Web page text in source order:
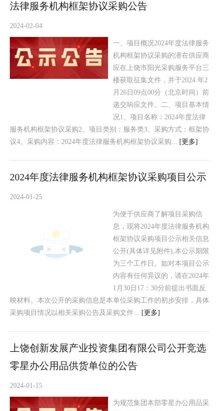
法律服务机构框架协议采购公告
2024-02-04
一、项目概况2024年度法律服务
机构框架协议采购的潜在供应商
应在上饶市阳光采购服务平台三
楼获取征集文件，并于2024 年2
月26日09点00分（北京时间）前
递交响应文件。二、项目基本情
况1、项目名称：2024年度法律
服务机构框架协议采购2、项目类别：服务类3、采购方式：框架协
议4、采购内容：2024年度法律服务机构框架协议采购... [更多]
2024年度法律服务机构框架协议采购项目公示
2024-01-25
为便于供应商了解项目采购信
息，现将2024年度法律服务机构
框架协议采购项目公示相关信息
公开(具体详见附件),本公示期限
为三个工作日。如对本项目公示
内容有任何异议的，请在2024年
1月30日17：30分前提出书面反
映材料。本次公开的采购信息是本单位采购工作的初步安排，具体
采购项目情况以相关采购公告及采购文件... [更多]
上饶创新发展产业投资集团有限公司公开竞选
零星办公用品供货单位的公告
2024-01-15
为规范集团本部零星办公用品采